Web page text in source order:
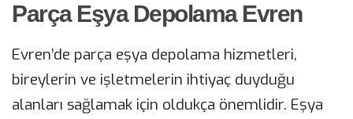
Parça Eşya Depolama Evren
Evren’de parça eşya depolama hizmetleri,
bireylerin ve işletmelerin ihtiyaç duyduğu
alanları sağlamak için oldukça önemlidir. Eşya